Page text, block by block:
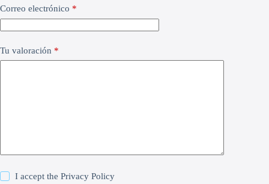
Correo electrónico *
Tu valoración *
I accept thePrivacy Policy